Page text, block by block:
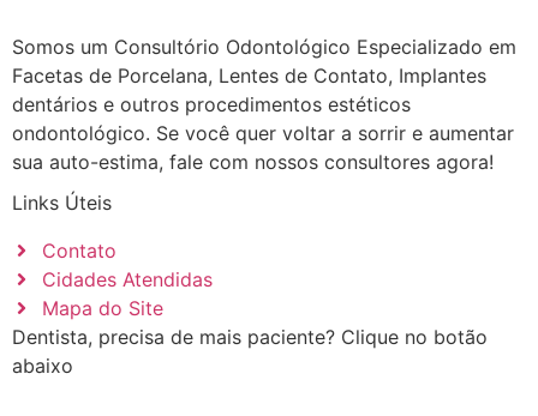
Somos um Consultório Odontológico Especializado em
Facetas de Porcelana, Lentes de Contato, Implantes
dentários e outros procedimentos estéticos
ondontológico. Se você quer voltar a sorrir e aumentar
sua auto-estima, fale com nossos consultores agora!
Links Úteis
Contato
Cidades Atendidas
Mapa do Site
Dentista, precisa de mais paciente? Clique no botão
abaixo